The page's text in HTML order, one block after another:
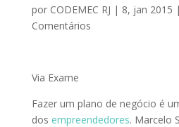
por CODEMEC RJ | 8, jan 2015 |
Comentários
Via Exame
Fazer um plano de negócio é
dos empreendedores. Marcelo